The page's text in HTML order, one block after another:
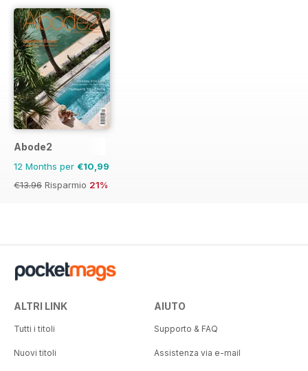
Abode2
12 Months per €10,99
€13.96 Risparmio 21%
ALTRI LINK
Tutti i titoli
Nuovi titoli
AIUTO
Supporto & FAQ
Assistenza via e-mail